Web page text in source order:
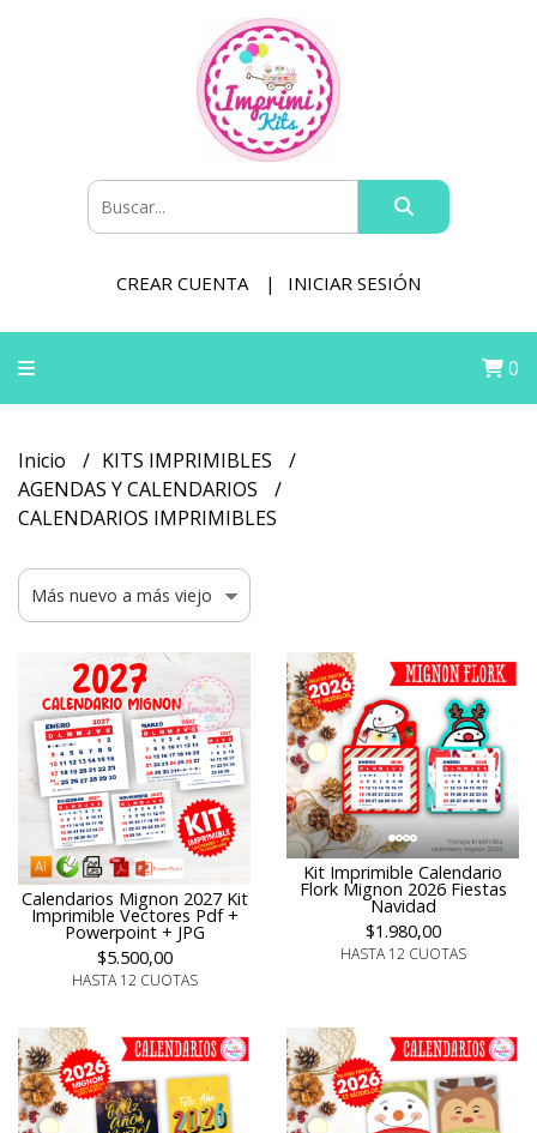
CREAR CUENTA INICIAR SESIÓN
0
Inicio
KITS IMPRIMIBLES
AGENDAS Y CALENDARIOS
CALENDARIOS IMPRIMIBLES
Calendarios Mignon 2027 Kit
Imprimible Vectores Pdf +
Powerpoint + JPG
$5.500,00
HASTA 12 CUOTAS
Kit Imprimible Calendario
Flork Mignon 2026 Fiestas
Navidad
$1.980,00
HASTA 12 CUOTAS